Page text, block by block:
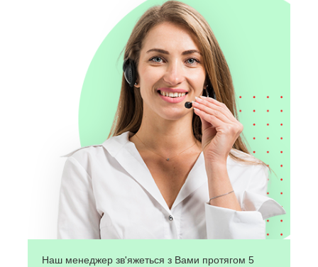
Наш менеджер зв'яжеться з Вами протягом 5